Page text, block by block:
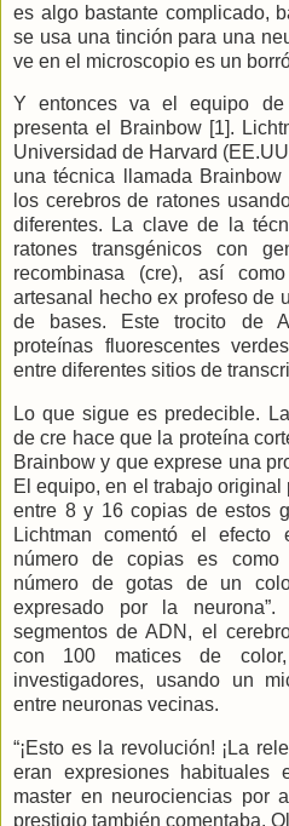
es algo bastante complicado,
se usa una tinción para una
ve en el microscopio es un
Y entonces va el equipo
presenta el Brainbow [1].
Universidad de Harvard
una técnica llamada
los cerebros de ratones
diferentes. La clave de la
ratones transgénicos con
recombinasa (cre), así
artesanal hecho ex profeso de
de bases. Este trocito de
proteínas fluorescentes
entre diferentes sitios de
Lo que sigue es predecible.
de cre hace que la proteína
Brainbow y que exprese una
El equipo, en el trabajo original
entre 8 y 16 copias de estos
Lichtman comentó el efecto
número de copias es como
número de gotas de un
expresado por la
segmentos de ADN, el
con 100 matices de
investigadores, usando un
entre neuronas vecinas.
“¡Esto es la revolución! ¡La
eran expresiones habituales
master en neurociencias por
prestigio también comentaba.